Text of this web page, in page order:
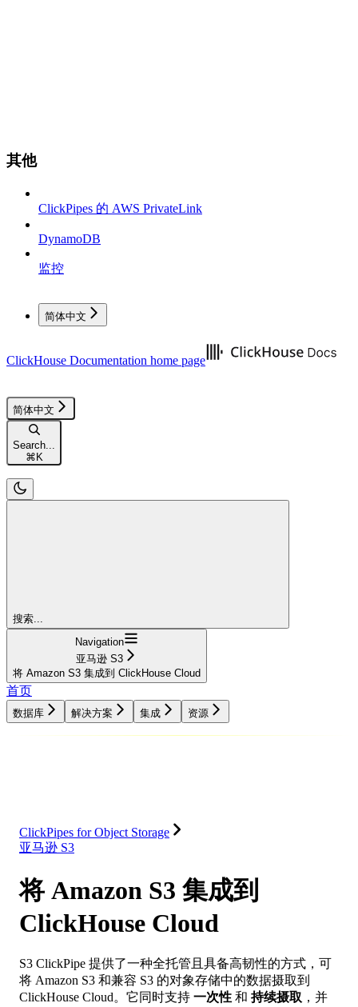
其他
ClickPipes 的 AWS PrivateLink
DynamoDB
监控
简体中文
ClickHouse Documentation home page
简体中文
Search...
⌘K
搜索...
Navigation
亚马逊 S3
将 Amazon S3 集成到 ClickHouse Cloud
首页
数据库 解决方案 集成 资源
ClickPipes for Object Storage
亚马逊 S3
将 Amazon S3 集成到
ClickHouse Cloud
S3 ClickPipe 提供了一种全托管且具备高韧性的方式，可
将 Amazon S3 和兼容 S3 的对象存储中的数据摄取到
ClickHouse Cloud。它同时支持 一次性 和 持续摄取 ，并